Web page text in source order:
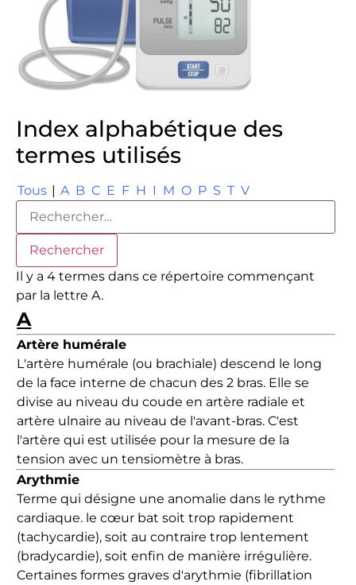
Index alphabétique des
termes utilisés
Tous | A B C E F H I M O P S T V
Il y a 4 termes dans ce répertoire commençant
par la lettre A.
A
Artère humérale
L'artère humérale (ou brachiale) descend le long
de la face interne de chacun des 2 bras. Elle se
divise au niveau du coude en artère radiale et
artère ulnaire au niveau de l'avant-bras. C'est
l'artère qui est utilisée pour la mesure de la
tension avec un tensiomètre à bras.
Arythmie
Terme qui désigne une anomalie dans le rythme
cardiaque. le cœur bat soit trop rapidement
(tachycardie), soit au contraire trop lentement
(bradycardie), soit enfin de manière irrégulière.
Certaines formes graves d'arythmie (fibrillation